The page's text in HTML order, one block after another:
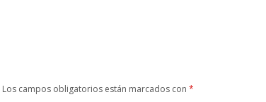
Los campos obligatorios están marcados con *